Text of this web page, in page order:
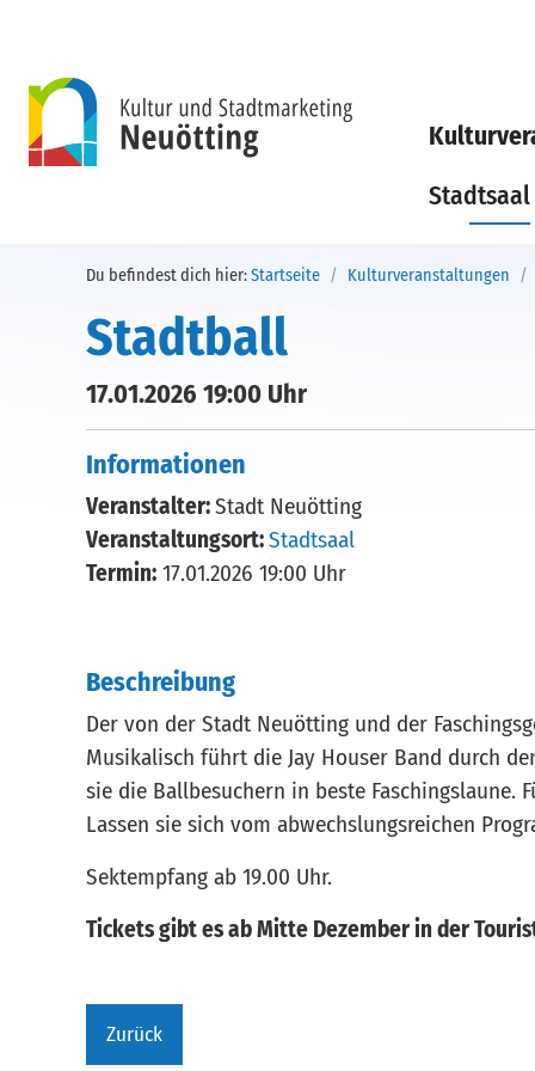
Stadtsaal
Du befindest dich hier:Startseite Kulturveranstaltungen
Stadtball
17.01.2026 19:00 Uhr
Informationen
Veranstalter:Stadt Neuötting
Veranstaltungsort:Stadtsaal
Termin: 17.01.2026 19:00 Uhr
Beschreibung
Der von der Stadt Neuötting und der
Musikalisch führt die Jay Houser Band durch
sie die Ballbesuchern in beste Faschingslaune.
Lassen sie sich vom abwechslungsreichen
Sektempfang ab 19.00 Uhr.
Tickets gibt es ab Mitte Dezember in der
Zurück